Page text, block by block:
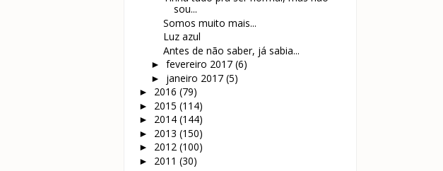
sou...
Somos muito mais...
Luz azul
Antes de não saber, já sabia...
► fevereiro 2017 (6)
► janeiro 2017 (5)
► 2016 (79)
► 2015 (114)
► 2014 (144)
► 2013 (150)
► 2012 (100)
► 2011 (30)